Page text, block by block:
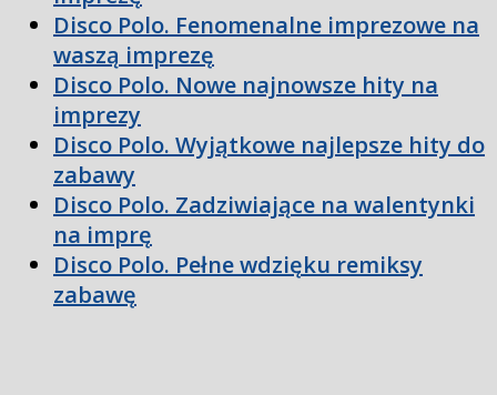
Disco Polo. Fenomenalne imprezowe na
waszą imprezę
Disco Polo. Nowe najnowsze hity na
imprezy
Disco Polo. Wyjątkowe najlepsze hity do
zabawy
Disco Polo. Zadziwiające na walentynki
na imprę
Disco Polo. Pełne wdzięku remiksy
zabawę